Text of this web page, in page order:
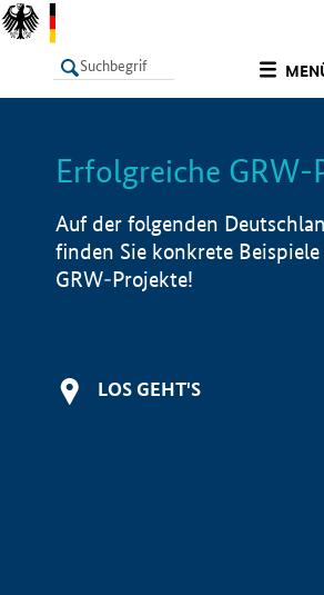
LISTE
Erfolgreiche GRW-
Auf der folgenden
finden Sie konkrete
GRW-Projekte!
LOS GEHT'S